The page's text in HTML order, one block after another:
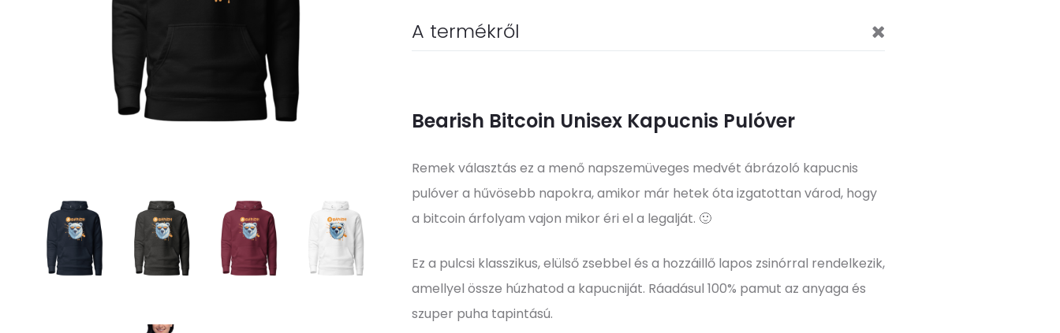
A termékről
Bearish Bitcoin Unisex Kapucnis Pulóver
Remek választás ez a menő napszemüveges medvét ábrázoló kapucnis
pulóver a hűvösebb napokra, amikor már hetek óta izgatottan várod, hogy
a bitcoin árfolyam vajon mikor éri el a legalját. 🙂
Ez a pulcsi klasszikus, elülső zsebbel és a hozzáillő lapos zsinórral rendelkezik,
amellyel össze húzhatod a kapucniját. Ráadásul 100% pamut az anyaga és
szuper puha tapintású.